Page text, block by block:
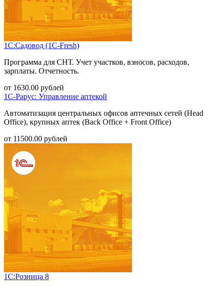
1С:Садовод (1С-Fresh)
Программа для СНТ. Учет участков, взносов, расходов,
зарплаты. Отчетность.
от 1630.00 рублей
1С-Рарус: Управление аптекой
Автоматизация центральных офисов аптечных сетей (Head
Office), крупных аптек (Back Office + Front Office)
от 11500.00 рублей
1С:Розница 8